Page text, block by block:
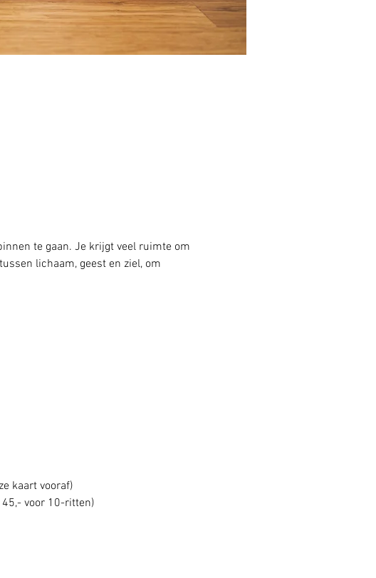
te gaan. Je krijgt veel ruimte om
lichaam, geest en ziel, om
kaart vooraf)
voor 10-ritten)